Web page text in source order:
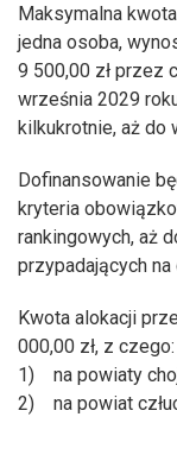
Maksymalna
jedna osoba,
9 500,00 zł przez
września 2029
kilkukrotnie, aż do
Dofinansowanie
kryteria
rankingowych, aż
przypadających na
Kwota alokacji
000,00 zł, z czego:
1) na powiaty
2) na powiat